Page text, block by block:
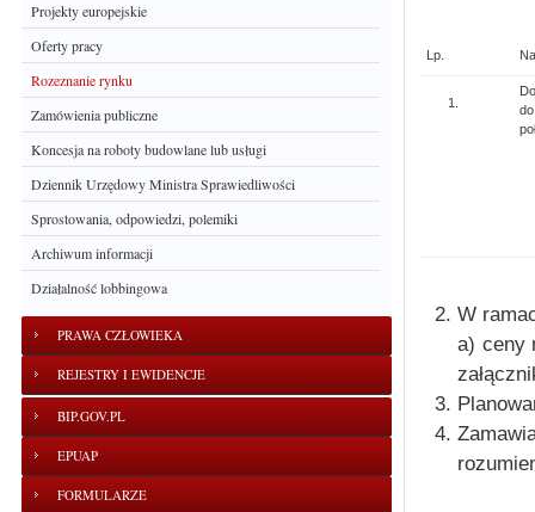
Projekty europejskie
Oferty pracy
Rozeznanie rynku
Zamówienia publiczne
Koncesja na roboty budowlane lub usługi
Dziennik Urzędowy Ministra Sprawiedliwości
Sprostowania, odpowiedzi, polemiki
Archiwum informacji
Działalność lobbingowa
PRAWA CZŁOWIEKA
REJESTRY I EWIDENCJE
BIP.GOV.PL
EPUAP
FORMULARZE
Lp.
W
a) ceny